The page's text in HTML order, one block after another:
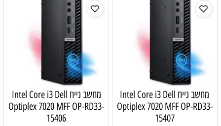
מחשב נייח Intel Core i3 Dell
Optiplex 7020 MFF OP-RD33-
15407
מחשב נייח Intel Core i3 Dell
Optiplex 7020 MFF OP-RD33-
15406